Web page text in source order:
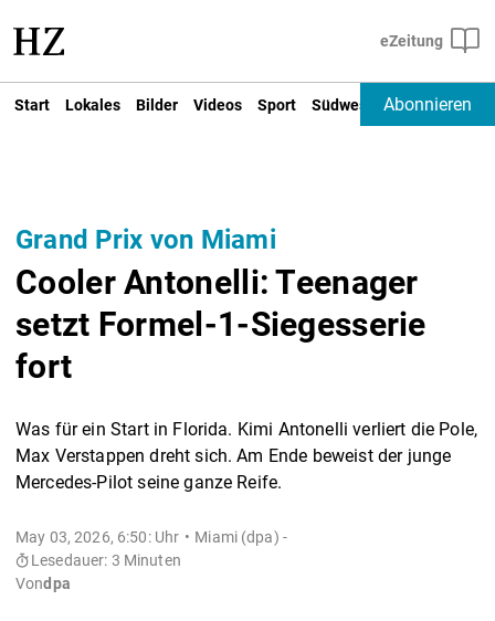
Start Lokales Bilder Videos Sport Südwest Deutschland
Abonnieren
Grand Prix von Miami
Cooler Antonelli: Teenager
setzt Formel-1-Siegesserie
fort
Was für ein Start in Florida. Kimi Antonelli verliert die Pole,
Max Verstappen dreht sich. Am Ende beweist der junge
Mercedes-Pilot seine ganze Reife.
May 03, 2026, 6:50: Uhr
Miami (dpa) -
Lesedauer: 3 Minuten
Vondpa